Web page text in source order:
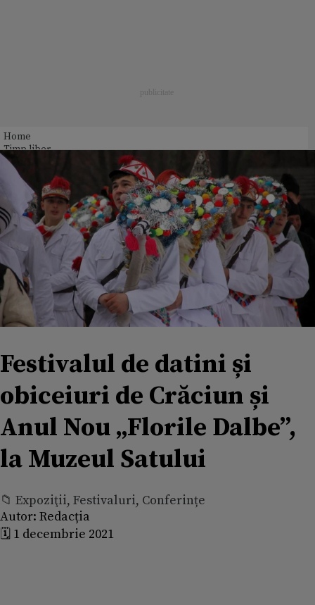
Home
Timp liber
Festivalul de datini și
obiceiuri de Crăciun și
Anul Nou „Florile Dalbe”,
la Muzeul Satului
📁 Expoziţii, Festivaluri, Conferințe
Autor: Redacția
🗓️ 1 decembrie 2021